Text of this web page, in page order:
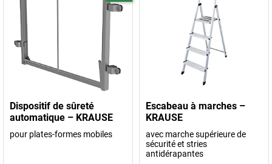
Dispositif de sûreté
automatique – KRAUSE
pour plates-formes mobiles
Escabeau à marches –
KRAUSE
avec marche supérieure de
sécurité et stries
antidérapantes